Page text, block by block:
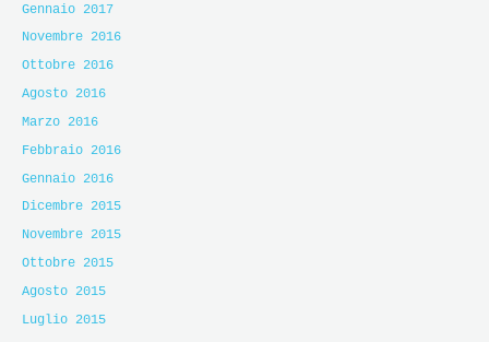
Gennaio 2017
Novembre 2016
Ottobre 2016
Agosto 2016
Marzo 2016
Febbraio 2016
Gennaio 2016
Dicembre 2015
Novembre 2015
Ottobre 2015
Agosto 2015
Luglio 2015